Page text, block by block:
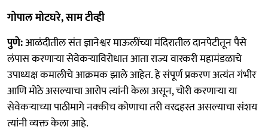
गोपाल मोटघरे, साम टीव्ही
पुणे:आळंदीतील संत ज्ञानेश्वर माऊलींच्या मंदिरातील दानपेटीतून पैसे
लंपास करणाऱ्या सेवेकऱ्याविरोधात आता राज्य वारकरी महामंडळाचे
उपाध्यक्ष कमालीचे आक्रमक झाले आहेत. हे संपूर्ण प्रकरण अत्यंत गंभीर
आणि मोठे असल्याचा आरोप त्यांनी केला असून, चोरी करणाऱ्या या
सेवेकऱ्याच्या पाठीमागे नक्कीच कोणाचा तरी वरदहस्त असल्याचा संशय
त्यांनी व्यक्त केला आहे.